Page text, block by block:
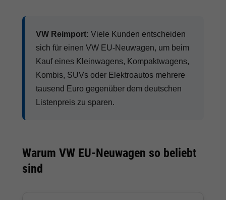
VW Reimport: Viele Kunden entscheiden
sich für einen VW EU-Neuwagen, um beim
Kauf eines Kleinwagens, Kompaktwagens,
Kombis, SUVs oder Elektroautos mehrere
tausend Euro gegenüber dem deutschen
Listenpreis zu sparen.
Warum VW EU-Neuwagen so beliebt
sind